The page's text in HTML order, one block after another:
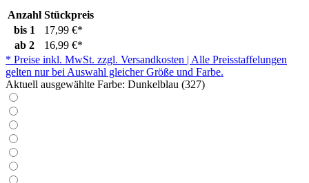
Anzahl Stückpreis
bis 1
17,99 €*
ab 2
16,99 €*
* Preise inkl. MwSt. zzgl. Versandkosten | Alle Preisstaffelungen
gelten nur bei Auswahl gleicher Größe und Farbe.
Aktuell ausgewählte Farbe: Dunkelblau (327)